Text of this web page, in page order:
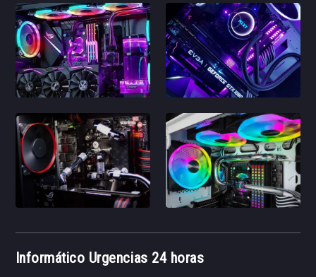
Informático Urgencias 24 horas